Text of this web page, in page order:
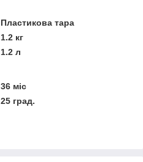
Пластикова тара
1.2 кг
1.2 л
36 міс
25 град.